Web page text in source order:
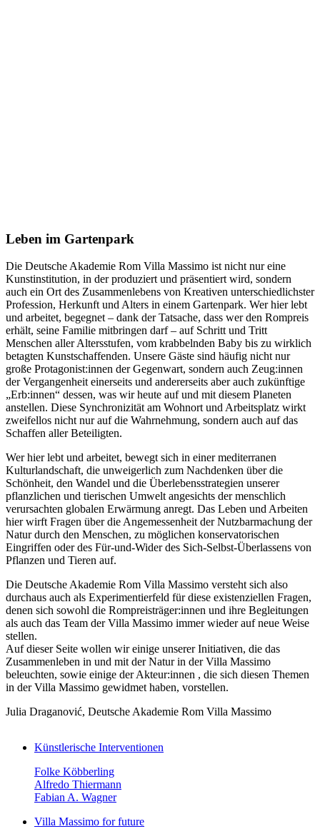
Leben im Gartenpark
Die Deutsche Akademie Rom Villa Massimo ist nicht nur eine
Kunstinstitution, in der produziert und präsentiert wird, sondern
auch ein Ort des Zusammenlebens von Kreativen unterschiedlichster
Profession, Herkunft und Alters in einem Gartenpark. Wer hier lebt
und arbeitet, begegnet – dank der Tatsache, dass wer den Rompreis
erhält, seine Familie mitbringen darf – auf Schritt und Tritt
Menschen aller Altersstufen, vom krabbelnden Baby bis zu wirklich
betagten Kunstschaffenden. Unsere Gäste sind häufig nicht nur
große Protagonist:innen der Gegenwart, sondern auch Zeug:innen
der Vergangenheit einerseits und andererseits aber auch zukünftige
„Erb:innen“ dessen, was wir heute auf und mit diesem Planeten
anstellen. Diese Synchronizität am Wohnort und Arbeitsplatz wirkt
zweifellos nicht nur auf die Wahrnehmung, sondern auch auf das
Schaffen aller Beteiligten.
Wer hier lebt und arbeitet, bewegt sich in einer mediterranen
Kulturlandschaft, die unweigerlich zum Nachdenken über die
Schönheit, den Wandel und die Überlebensstrategien unserer
pflanzlichen und tierischen Umwelt angesichts der menschlich
verursachten globalen Erwärmung anregt. Das Leben und Arbeiten
hier wirft Fragen über die Angemessenheit der Nutzbarmachung der
Natur durch den Menschen, zu möglichen konservatorischen
Eingriffen oder des Für-und-Wider des Sich-Selbst-Überlassens von
Pflanzen und Tieren auf.
Die Deutsche Akademie Rom Villa Massimo versteht sich also
durchaus auch als Experimentierfeld für diese existenziellen Fragen,
denen sich sowohl die Rompreisträger:innen und ihre Begleitungen
als auch das Team der Villa Massimo immer wieder auf neue Weise
stellen.
Auf dieser Seite wollen wir einige unserer Initiativen, die das
Zusammenleben in und mit der Natur in der Villa Massimo
beleuchten, sowie einige der Akteur:innen , die sich diesen Themen
in der Villa Massimo gewidmet haben, vorstellen.
Julia Draganović, Deutsche Akademie Rom Villa Massimo
Künstlerische Interventionen
Folke Köbberling
Alfredo Thiermann
Fabian A. Wagner
Villa Massimo for future